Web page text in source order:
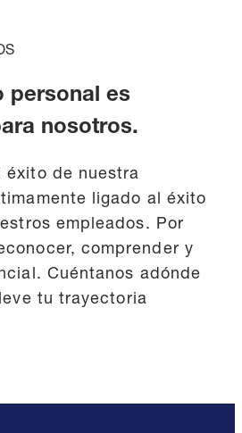
personal es
nosotros.
éxito de nuestra
ligado al éxito
empleados. Por
comprender y
Cuéntanos adónde
tu trayectoria